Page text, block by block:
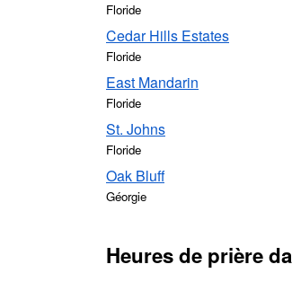
Floride
Cedar Hills Estates
Floride
East Mandarin
Floride
St. Johns
Floride
Oak Bluff
Géorgie
Heures de prière